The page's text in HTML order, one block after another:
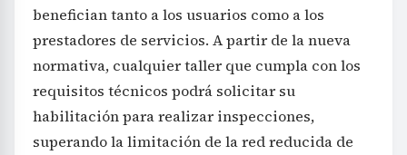
benefician tanto a los usuarios como a los
prestadores de servicios. A partir de la nueva
normativa, cualquier taller que cumpla con los
requisitos técnicos podrá solicitar su
habilitación para realizar inspecciones,
superando la limitación de la red reducida de